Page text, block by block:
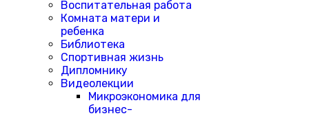
Воспитательная работа
Комната матери и
ребенка
Библиотека
Спортивная жизнь
Дипломнику
Видеолекции
Микроэкономика для
бизнес-